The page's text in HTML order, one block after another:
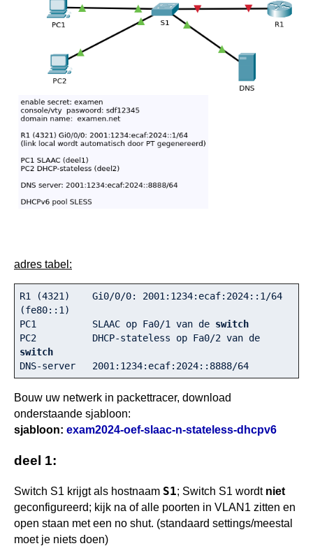
adres tabel:
R1 (4321)    Gi0/0/0: 2001: 1234:ecaf: 2024:: 1/64
(fe80:: 1)
PC1          SLAAC op Fa0/1 van de switch
PC2          DHCP-stateless op Fa0/2
switch
DNS-server 2001: 1234:ecaf: 2024:: 8888/64
Bouw uw netwerk in packettracer, download
onderstaande sjabloon:
sjabloon: exam2024-oef-slaac-n-stateless-dhcpv6
deel 1:
Switch S1 krijgt als hostnaam S1; Switch S1 wordt niet
geconfigureerd; kijk na of alle poorten in VLAN1 zitten en
open staan met een no shut. (standaard settings/meestal
moet je niets doen)